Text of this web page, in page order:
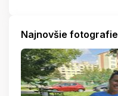
Najnovšie fotografie